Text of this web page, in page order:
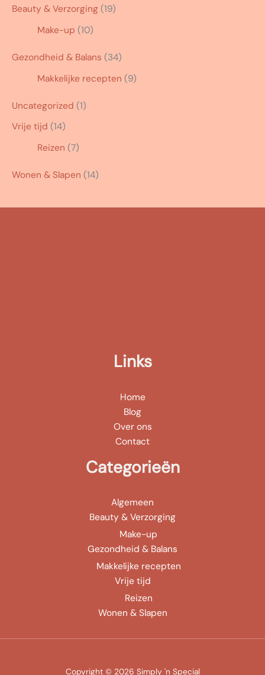
Beauty & Verzorging (19)
Make-up (10)
Gezondheid & Balans (34)
Makkelijke recepten (9)
Uncategorized (1)
Vrije tijd (14)
Reizen (7)
Wonen & Slapen (14)
Links
Home
Blog
Over ons
Contact
Categorieën
Algemeen
Beauty & Verzorging
Make-up
Gezondheid & Balans
Makkelijke recepten
Vrije tijd
Reizen
Wonen & Slapen
Copyright © 2026 Simply 'n Special